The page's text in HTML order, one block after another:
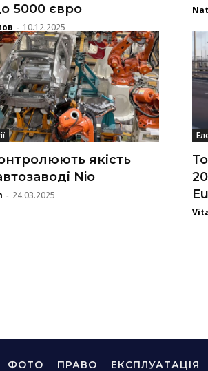
5000 євро
- 10.12.2025
якість
Nio
- 24.03.2025
ФОТО ПРАВО ЕКСПЛУАТАЦІЯ